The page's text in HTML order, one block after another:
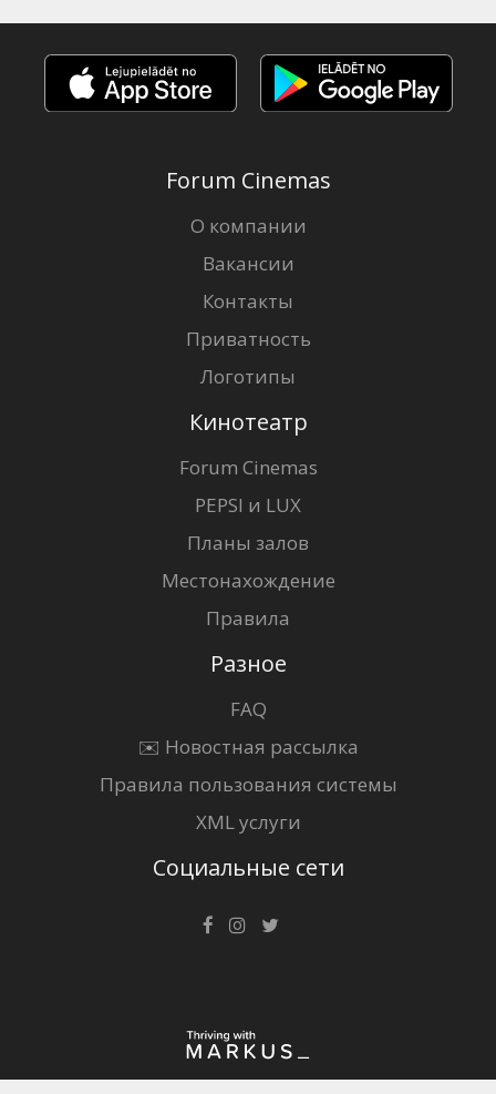
Forum Cinemas
О компании
Вакансии
Контакты
Приватность
Логотипы
Кинотеатр
Forum Cinemas
PEPSI и LUX
Планы залов
Местонахождение
Правила
Разное
FAQ
✉️ Новостная рассылка
Правила пользования системы
XML услуги
Социальные сети